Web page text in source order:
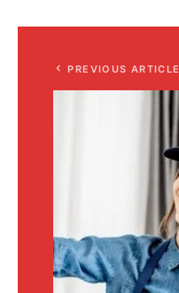
PREVIOUS ARTICLE